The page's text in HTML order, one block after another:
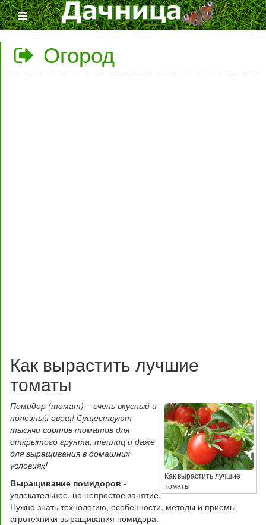
Огород
Как вырастить лучшие
томаты
Как вырастить лучшие
томаты
Помидор (томат) – очень вкусный и
полезный овощ! Существуют
тысячи сортов томатов для
открытого грунта, теплиц и даже
для выращивания в домашних
условиях!
Выращивание помидоров -
увлекательное, но непростое занятие.
Нужно знать технологию, особенности, методы и приемы
агротехники выращивания помидора.